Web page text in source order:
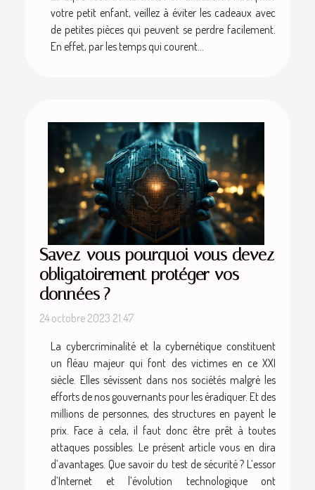
votre petit enfant, veillez à éviter les cadeaux avec
de petites pièces qui peuvent se perdre facilement.
En effet, par les temps qui courent...
Savez-vous pourquoi vous devez
obligatoirement protéger vos
données ?
24 octobre 2023 21:47
La cybercriminalité et la cybernétique constituent
un fléau majeur qui font des victimes en ce XXI
siècle. Elles sévissent dans nos sociétés malgré les
efforts de nos gouvernants pour les éradiquer. Et des
millions de personnes, des structures en payent le
prix. Face à cela, il faut donc être prêt à toutes
attaques possibles. Le présent article vous en dira
d’avantages. Que savoir du test de sécurité ? L’essor
d’Internet et l’évolution technologique ont